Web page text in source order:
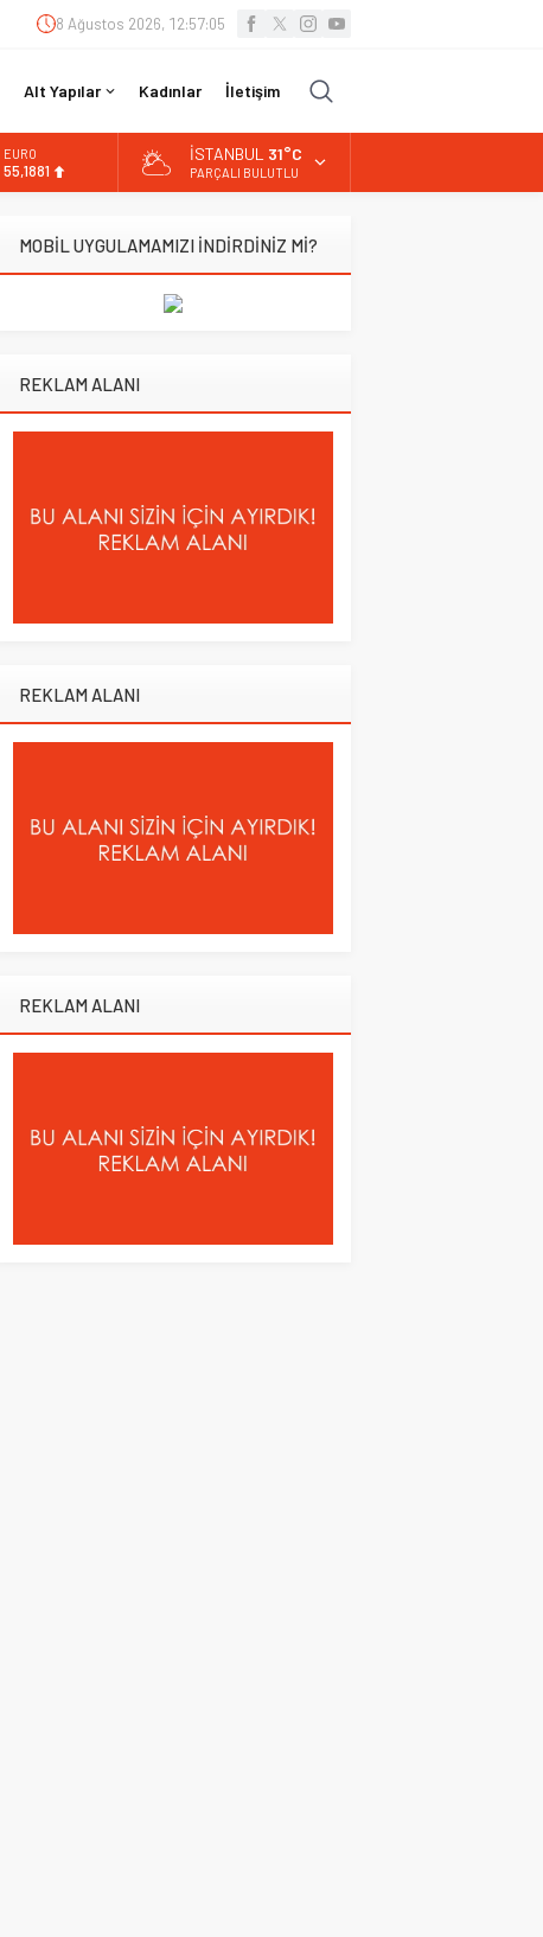
8 Ağustos 2026, 12:57:06
Alt Yapılar Kadınlar İletişim
EURO
55,1881
BİST
İSTANBUL 31°C
PARÇALI BULUTLU
MOBİL UYGULAMAMIZI İNDİRDİNİZ Mİ?
REKLAM ALANI
REKLAM ALANI
REKLAM ALANI